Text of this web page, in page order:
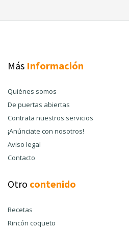
Más Información
Quiénes somos
De puertas abiertas
Contrata nuestros servicios
¡Anúnciate con nosotros!
Aviso legal
Contacto
Otro contenido
Recetas
Rincón coqueto